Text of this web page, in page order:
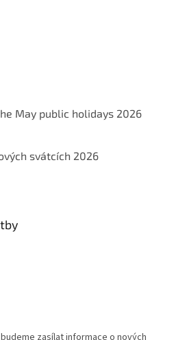
May public holidays 2026
svátcích 2026